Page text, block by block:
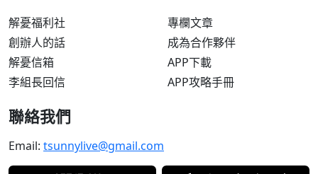
解憂福利社
創辦人的話
解憂信箱
李組長回信
專欄文章
成為合作夥伴
APP下載
APP攻略手冊
聯絡我們
Email: tsunnylive@gmail.com